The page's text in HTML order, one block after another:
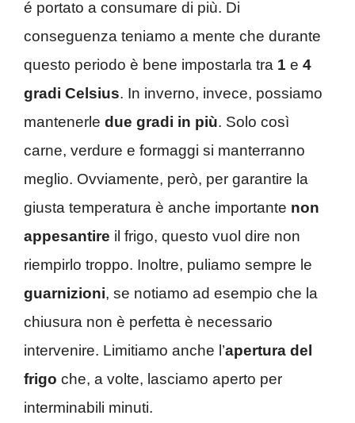
é portato a consumare di più. Di
conseguenza teniamo a mente che durante
questo periodo è bene impostarla tra 1 e 4
gradi Celsius. In inverno, invece, possiamo
mantenerle due gradi in più. Solo così
carne, verdure e formaggi si manterranno
meglio. Ovviamente, però, per garantire la
giusta temperatura è anche importante non
appesantire il frigo, questo vuol dire non
riempirlo troppo. Inoltre, puliamo sempre le
guarnizioni, se notiamo ad esempio che la
chiusura non è perfetta è necessario
intervenire. Limitiamo anche l’apertura del
frigo che, a volte, lasciamo aperto per
interminabili minuti.